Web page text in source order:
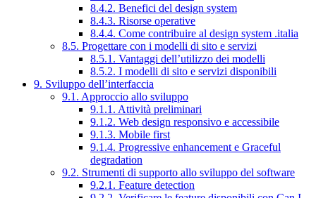
8.4.2. Benefici del design system
8.4.3. Risorse operative
8.4.4. Come contribuire al design system .italia
8.5. Progettare con i modelli di sito e servizi
8.5.1. Vantaggi dell’utilizzo dei modelli
8.5.2. I modelli di sito e servizi disponibili
9. Sviluppo dell’interfaccia
9.1. Approccio allo sviluppo
9.1.1. Attività preliminari
9.1.2. Web design responsivo e accessibile
9.1.3. Mobile first
9.1.4. Progressive enhancement e Graceful
degradation
9.2. Strumenti di supporto allo sviluppo del software
9.2.1. Feature detection